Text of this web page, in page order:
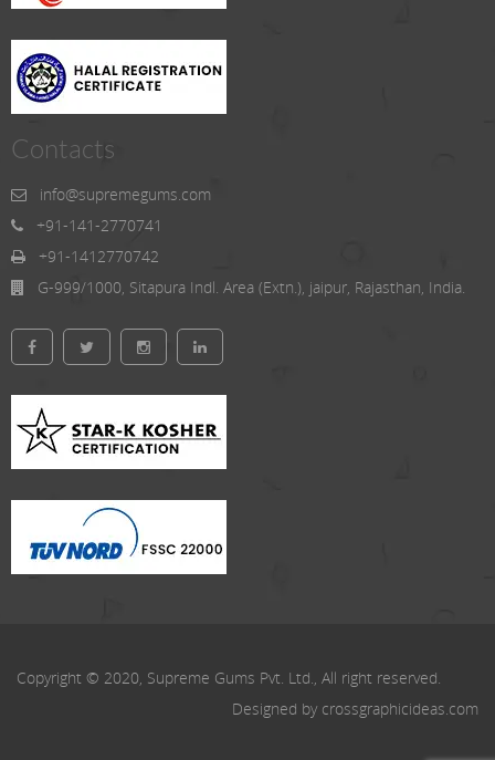
Contacts
info@supremegums.com
+91-141-2770741
+91-1412770742
G-999/1000, Sitapura Indl. Area (Extn.), jaipur, Rajasthan, India.
Copyright © 2020, Supreme Gums Pvt. Ltd., All right reserved.
Designed by crossgraphicideas.com